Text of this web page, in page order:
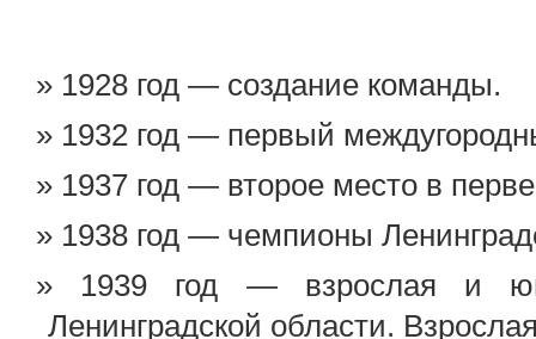
1928 год — создание команды.
1932 год — первый
1937 год — второе место в
1938 год — чемпионы
1939 год — взрослая и
Ленинградской области.